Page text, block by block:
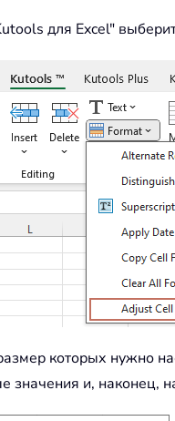
для Excel"
которых нужно
значения и, наконец,